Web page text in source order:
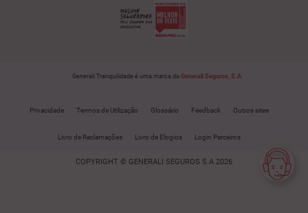
Generali Tranquilidade é uma marca da Generali Seguros, S.A.
Privacidade Termos de Utilização Glossário Feedback Outros sites
Livro de Reclamações Livro de Elogios Login Parceiros
COPYRIGHT © GENERALI SEGUROS S.A.2026